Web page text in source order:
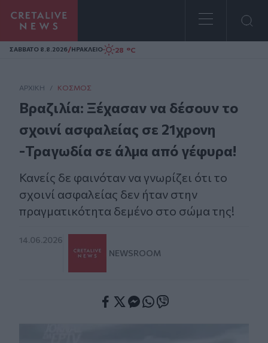
Homepage
ΣAΒΒΑΤΟ 8.8.2026/ΗΡΑΚΛΕΙΟ 28 °C
ΑΡΧΙΚΗ / ΚΌΣΜΟΣ
Βραζιλία: Ξέχασαν να δέσουν το
σχοινί ασφαλείας σε 21χρονη
-Τραγωδία σε άλμα από γέφυρα!
Κανείς δε φαινόταν να γνωρίζει ότι το
σχοινί ασφαλείας δεν ήταν στην
πραγματικότητα δεμένο στο σώμα της!
14.06.2026
NEWSROOM